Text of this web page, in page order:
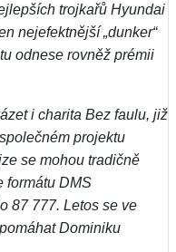
trojkařů Hyundai
nejefektnější „dunker“
odnese rovněž prémii
i charita Bez faulu, již
projektu
se mohou tradičně
formátu DMS
87 777. Letos se ve
Dominiku